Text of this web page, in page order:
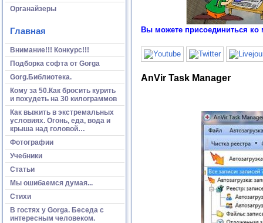
Органайзеры
Главная
Внимание!!! Конкурс!!!
Подборка софта от Gorga
Gorg.Библиотека.
Кому за 50.Как бросить курить
и похудеть на 30 килограммов
Как выжить в экстремальных
условиях. Огонь, еда, вода и
крыша над головой…
Фотографии
Учебники
Статьи
Мы ошибаемся думая...
Стихи
В гостях у Gorga. Беседа с
интересным человеком.
Вы можете присоединиться ко
AnVir Task Manager